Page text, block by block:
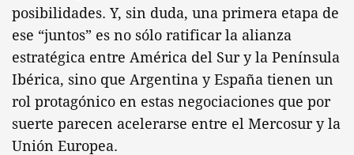
posibilidades. Y, sin duda, una primera etapa de
ese “juntos” es no sólo ratificar la alianza
estratégica entre América del Sur y la Península
Ibérica, sino que Argentina y España tienen un
rol protagónico en estas negociaciones que por
suerte parecen acelerarse entre el Mercosur y la
Unión Europea.